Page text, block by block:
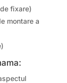
fixare)
montare a